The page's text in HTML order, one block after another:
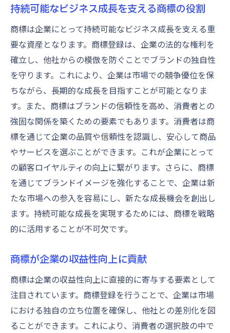
持続可能なビジネス成長を支える商標の役割
商標は企業にとって持続可能なビジネス成長を支える重
要な資産となります。商標登録は、企業の法的な権利を
確立し、他社からの模倣を防ぐことでブランドの独自性
を守ります。これにより、企業は市場での競争優位を保
ちながら、長期的な成長を目指すことが可能となりま
す。また、商標はブランドの信頼性を高め、消費者との
強固な関係を築くための要素でもあります。消費者は商
標を通じて企業の品質や信頼性を認識し、安心して商品
やサービスを選ぶことができます。これが企業にとって
の顧客ロイヤルティの向上に繋がります。さらに、商標
を通じてブランドイメージを強化することで、企業は新
たな市場への参入を容易にし、新たな成長機会を創出し
ます。持続可能な成長を実現するためには、商標を戦略
的に活用することが不可欠です。
商標が企業の収益性向上に貢献
商標は企業の収益性向上に直接的に寄与する要素として
注目されています。商標登録を行うことで、企業は市場
における独自の立ち位置を確保し、他社との差別化を図
ることができます。これにより、消費者の選択肢の中で